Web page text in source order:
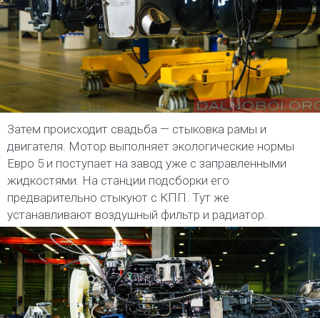
Затем происходит свадьба — стыковка рамы и
двигателя. Мотор выполняет экологические нормы
Евро 5 и поступает на завод уже с заправленными
жидкостями. На станции подсборки его
предварительно стыкуют с КПП. Тут же
устанавливают воздушный фильтр и радиатор.